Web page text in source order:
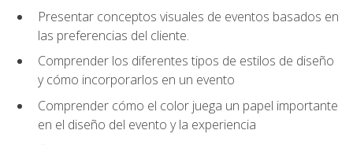
Presentar conceptos visuales de eventos basados en
las preferencias del cliente.
Comprender los diferentes tipos de estilos de diseño
y cómo incorporarlos en un evento
Comprender cómo el color juega un papel importante
en el diseño del evento y la experiencia